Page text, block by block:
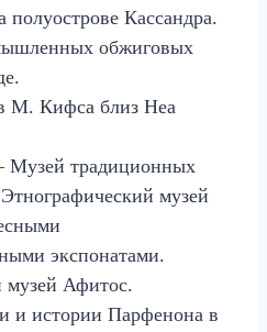
Кассандра.
обжиговых
М. Кифса близ Неа
традиционных
музей
экспонатами.
музей Афитос.
и истории Парфенона в